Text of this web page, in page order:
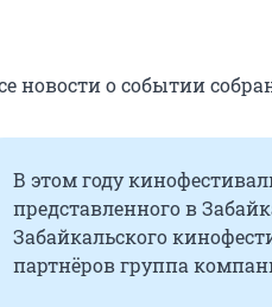
новости о событии
В этом году
представленного в
Забайкальского
партнёров группа